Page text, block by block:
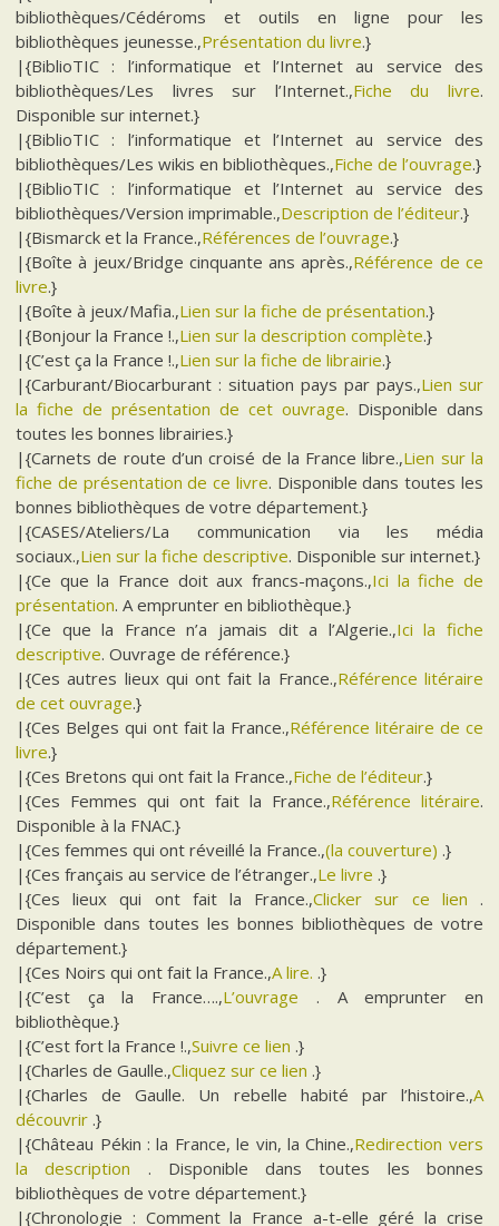
bibliothèques/Cédéroms et outils en ligne pour les
bibliothèques jeunesse.,Présentation du livre.}
|{BiblioTIC : l’informatique et l’Internet au service des
bibliothèques/Les livres sur l’Internet.,Fiche du livre.
Disponible sur internet.}
|{BiblioTIC : l’informatique et l’Internet au service des
bibliothèques/Les wikis en bibliothèques.,Fiche de l’ouvrage.}
|{BiblioTIC : l’informatique et l’Internet au service des
bibliothèques/Version imprimable.,Description de l’éditeur.}
|{Bismarck et la France.,Références de l’ouvrage.}
|{Boîte à jeux/Bridge cinquante ans après.,Référence de ce
livre.}
|{Boîte à jeux/Mafia.,Lien sur la fiche de présentation.}
|{Bonjour la France !.,Lien sur la description complète.}
|{C’est ça la France !.,Lien sur la fiche de librairie.}
|{Carburant/Biocarburant : situation pays par pays.,Lien sur
la fiche de présentation de cet ouvrage. Disponible dans
toutes les bonnes librairies.}
|{Carnets de route d’un croisé de la France libre.,Lien sur la
fiche de présentation de ce livre. Disponible dans toutes les
bonnes bibliothèques de votre département.}
|{CASES/Ateliers/La communication via les média
sociaux.,Lien sur la fiche descriptive. Disponible sur internet.}
|{Ce que la France doit aux francs-maçons.,Ici la fiche de
présentation. A emprunter en bibliothèque.}
|{Ce que la France n’a jamais dit a l’Algerie.,Ici la fiche
descriptive. Ouvrage de référence.}
|{Ces autres lieux qui ont fait la France.,Référence litéraire
de cet ouvrage.}
|{Ces Belges qui ont fait la France.,Référence litéraire de ce
livre.}
|{Ces Bretons qui ont fait la France.,Fiche de l’éditeur.}
|{Ces Femmes qui ont fait la France.,Référence litéraire.
Disponible à la FNAC.}
|{Ces femmes qui ont réveillé la France.,(la couverture) .}
|{Ces français au service de l’étranger.,Le livre .}
|{Ces lieux qui ont fait la France.,Clicker sur ce lien .
Disponible dans toutes les bonnes bibliothèques de votre
département.}
|{Ces Noirs qui ont fait la France.,A lire. .}
|{C’est ça la France….,L’ouvrage . A emprunter en
bibliothèque.}
|{C’est fort la France !.,Suivre ce lien .}
|{Charles de Gaulle.,Cliquez sur ce lien .}
|{Charles de Gaulle. Un rebelle habité par l’histoire.,A
découvrir .}
|{Château Pékin : la France, le vin, la Chine.,Redirection vers
la description . Disponible dans toutes les bonnes
bibliothèques de votre département.}
|{Chronologie : Comment la France a-t-elle géré la crise